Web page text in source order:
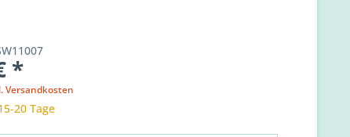
*
Versandkosten
20 Tage